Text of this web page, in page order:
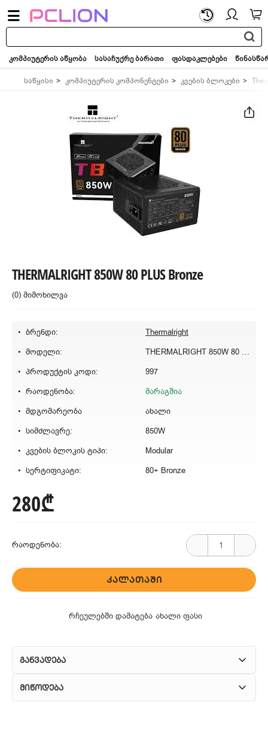
საძიებო
სიტყვა...
კომპიუტერის აწყობა სასაჩუქრე ბარათი ფასდაკლებები
საწყისი კომპიუტერის კომპონენტები კვების ბლოკები
THERMALRIGHT 850W 80 PLUS Bronze
(0) მიმოხილვა
ბრენდი:
Thermalright
მოდელი:
THERMALRIGHT 850W 80 PLUS Bronze
პროდუქტის კოდი:
997
რაოდენობა:
მარაგშია
მდგომარეობა
ახალი
სიმძლავრე:
850W
კვების ბლოკის ტიპი:
Modular
სერტიფიკატი:
80+ Bronze
280₾
რაოდენობა:
ᲙᲐᲚᲐᲗᲐᲨᲘ
რჩეულებში დამატება ახალი ფასი
განვადება
მიწოდება